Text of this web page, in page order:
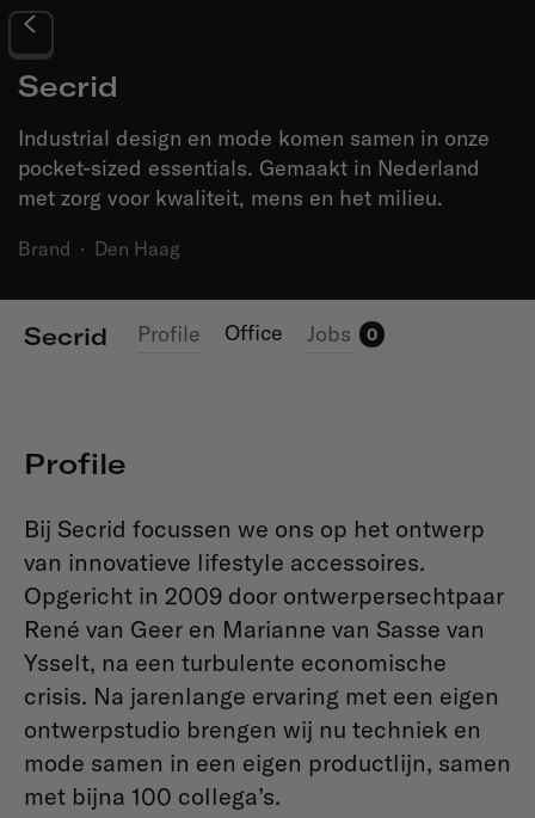
Secrid
Industrial design en mode komen samen in onze
pocket-sized essentials. Gemaakt in Nederland
met zorg voor kwaliteit, mens en het milieu.
Brand · Den Haag
Secrid Profile Office Jobs 0
Profile
Bij Secrid focussen we ons op het ontwerp
van innovatieve lifestyle accessoires.
Opgericht in 2009 door ontwerpersechtpaar
René van Geer en Marianne van Sasse van
Ysselt, na een turbulente economische
crisis. Na jarenlange ervaring met een eigen
ontwerpstudio brengen wij nu techniek en
mode samen in een eigen productlijn, samen
met bijna 100 collega’s.